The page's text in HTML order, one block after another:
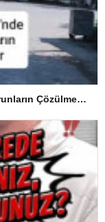
Hacımaşlı Mahallesi’nde Vatandaşlar Sorunların Çözülmesini Bekliyor